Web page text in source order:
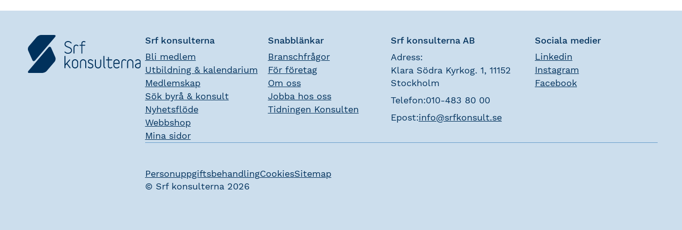
Srf konsulterna
Bli medlem
Utbildning & kalendarium
Medlemskap
Sök byrå & konsult
Nyhetsflöde
Webbshop
Mina sidor
Snabblänkar
Branschfrågor
För företag
Om oss
Jobba hos oss
Tidningen Konsulten
Srf konsulterna AB
Adress:
Klara Södra Kyrkog. 1, 11152
Stockholm
Telefon:010-483 80 00
Epost:info@srfkonsult.se
Sociala medier
Linkedin
Instagram
Facebook
PersonuppgiftsbehandlingCookiesSitemap
© Srf konsulterna 2026